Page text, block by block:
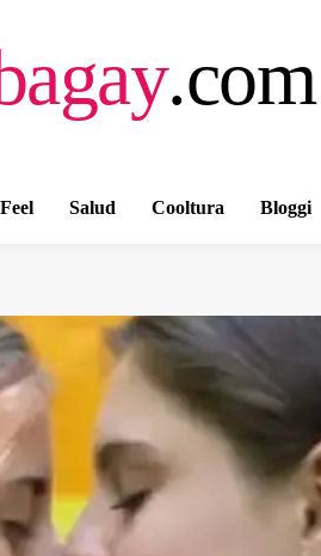
.com
Salud Cooltura Bloggi